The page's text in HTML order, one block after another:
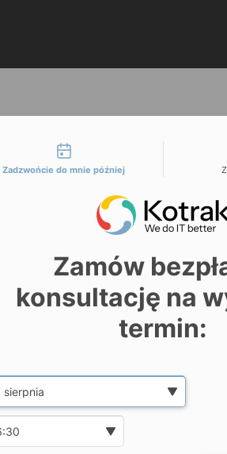
zrobić
kontaktu
Zadzwońcie do mnie później
Zamów
konsultację na
termin:
Date and